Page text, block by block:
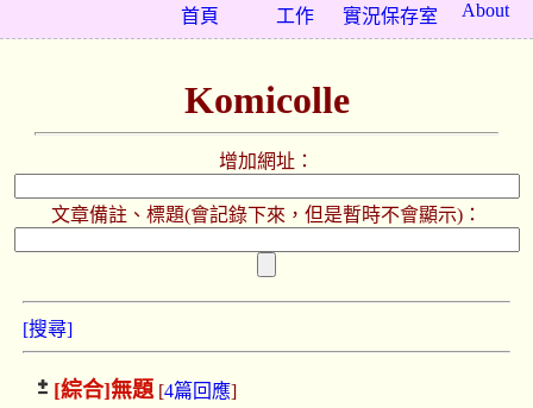
About
實況保存室
工作
首頁
Komicolle
增加網址：
文章備註、標題(會記錄下來，但是暫時不會顯示)：
[搜尋]
[綜合]無題[4篇回應]